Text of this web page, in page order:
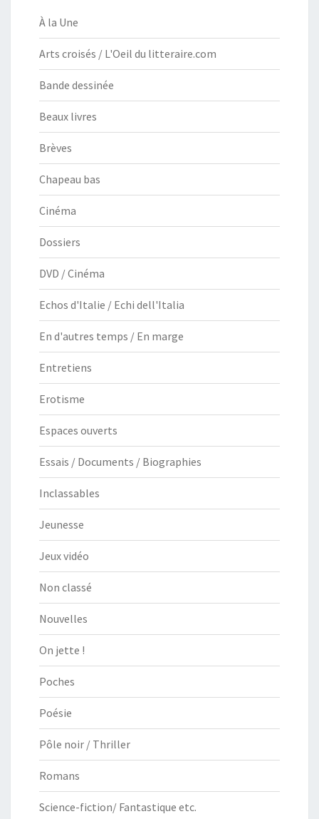
À la Une
Arts croisés / L'Oeil du litteraire.com
Bande dessinée
Beaux livres
Brèves
Chapeau bas
Cinéma
Dossiers
DVD / Cinéma
Echos d'Italie / Echi dell'Italia
En d'autres temps / En marge
Entretiens
Erotisme
Espaces ouverts
Essais / Documents / Biographies
Inclassables
Jeunesse
Jeux vidéo
Non classé
Nouvelles
On jette !
Poches
Poésie
Pôle noir / Thriller
Romans
Science-fiction/ Fantastique etc.